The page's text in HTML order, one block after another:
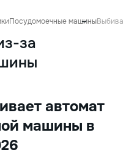
Посудомоечные машины
за
автомат
машины в